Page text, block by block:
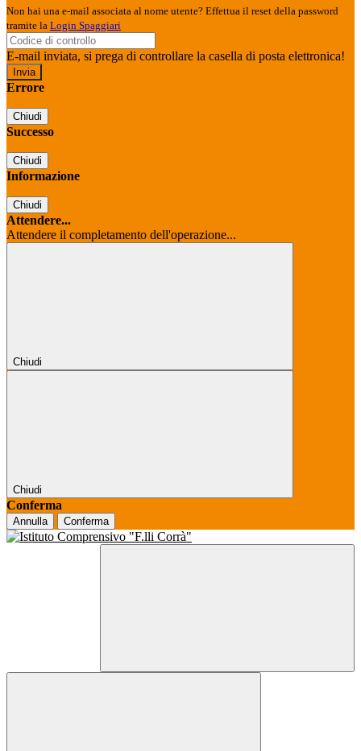
Non hai una e-mail associata al nome utente? Effettua il reset della password
tramite la Login Spaggiari
E-mail inviata, si prega di controllare la casella di posta elettronica!
Errore
Chiudi
Successo
Chiudi
Informazione
Chiudi
Attendere...
Attendere il completamento dell'operazione...
Chiudi
Chiudi
Conferma
Annulla Conferma